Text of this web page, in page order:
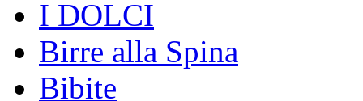
I DOLCI
Birre alla Spina
Bibite